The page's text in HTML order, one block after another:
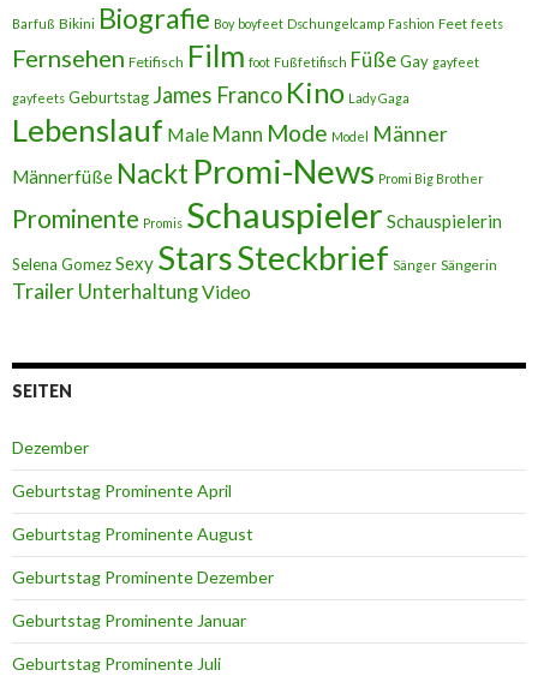
Barfuß Bikini Biografie Boy boyfeet Dschungelcamp Fashion Feet feets
Fernsehen Fetifisch Film foot Fußfetifisch FüßeGay gayfeet
gayfeets Geburtstag James Franco Kino Lady Gaga
Lebenslauf Male Mann Mode Model Männer
Männerfüße Nackt Promi-News Promi Big Brother
Prominente Promis Schauspieler Schauspielerin
Selena GomezSexy StarsSteckbrief Sänger Sängerin
Trailer UnterhaltungVideo
SEITEN
Dezember
Geburtstag Prominente April
Geburtstag Prominente August
Geburtstag Prominente Dezember
Geburtstag Prominente Januar
Geburtstag Prominente Juli